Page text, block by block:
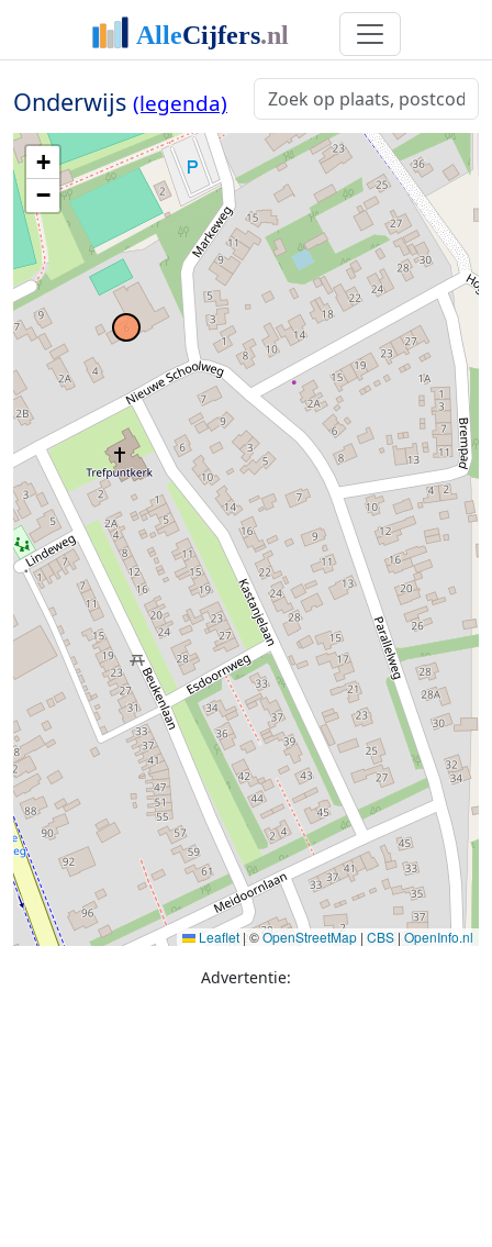
Onderwijs (legenda)
+
−
Leaflet | ©OpenStreetMap | CBS | OpenInfo.nl
Advertentie: